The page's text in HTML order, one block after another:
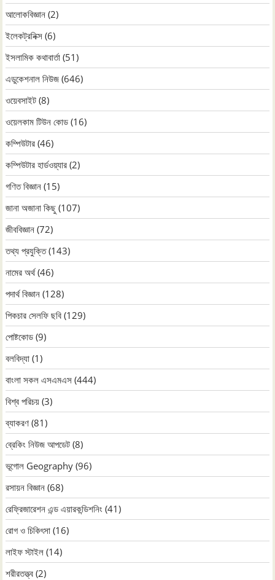
আলোকবিজ্ঞান (2)
ইলেকট্রনিক্স (6)
ইসলামিক কথাবার্তা (51)
এডুকেশনাল নিউজ (646)
ওয়েবসাইট (8)
ওয়েলকাম টিউন কোড (16)
কম্পিউটার (46)
কম্পিউটার হার্ডওয়্যার (2)
গণিত বিজ্ঞান (15)
জানা অজানা কিছু (107)
জীববিজ্ঞান (72)
তথ্য প্রযুক্তি(143)
নামের অর্থ(46)
পদার্থ বিজ্ঞান (128)
পিকচার সেলফি ছবি (129)
পোষ্টকোড (9)
বলবিদ্যা (1)
বাংলা সকল এসএমএস (444)
বিশ্ব পরিচয় (3)
ব্যাকরণ (81)
ব্রেকিং নিউজ আপডেট (8)
ভূগোল Geography (96)
রসায়ন বিজ্ঞান (68)
রেফ্রিজারেশন এন্ড এয়ারকন্ডিশনিং (41)
রোগ ও চিকিৎসা (16)
লাইফ স্টাইল (14)
শরীরতত্ত্ব (2)